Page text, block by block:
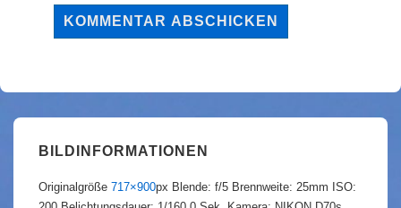
BILDINFORMATIONEN
Originalgröße 717×900px Blende: f/5 Brennweite: 25mm ISO: